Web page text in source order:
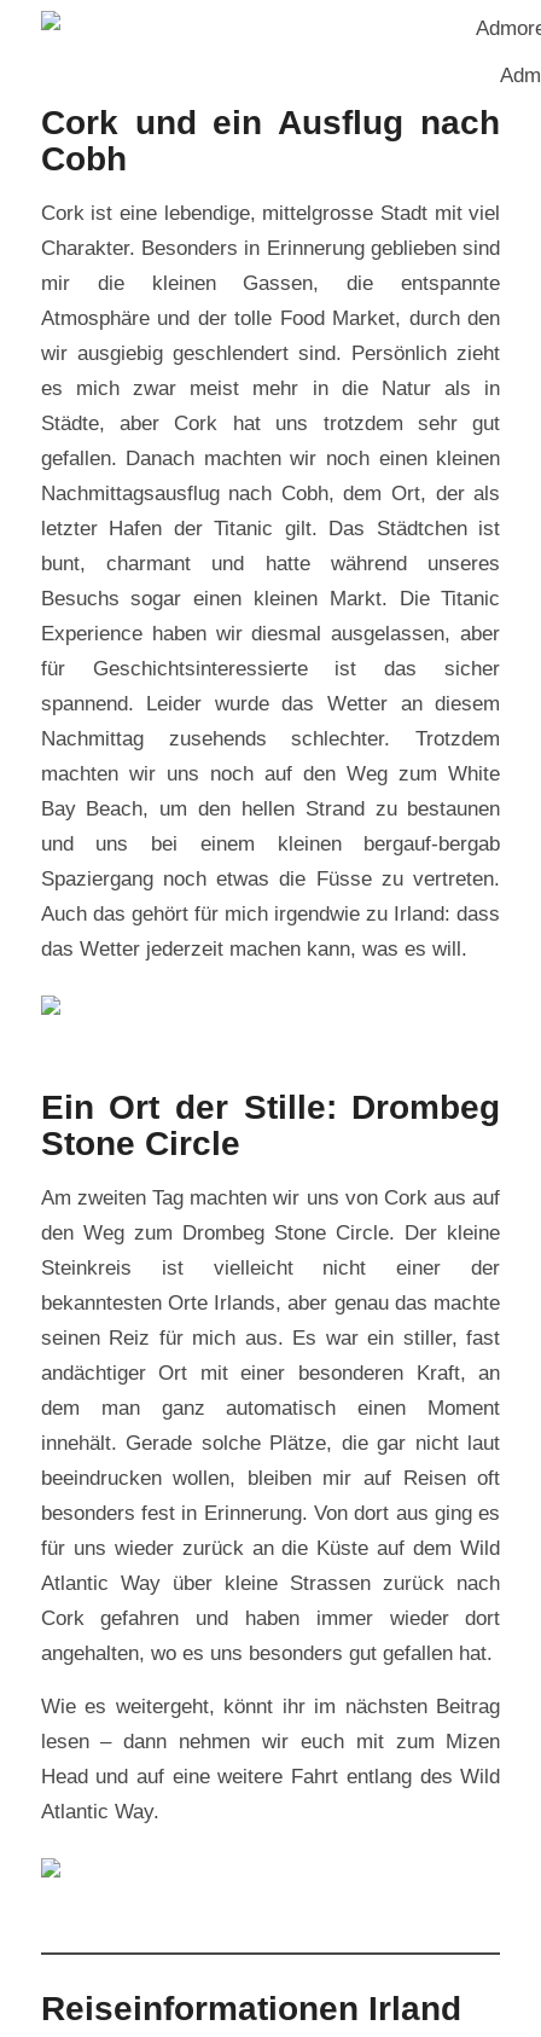
Cork und ein Ausflug nach
Cobh
Cork ist eine lebendige, mittelgrosse Stadt mit viel
Charakter. Besonders in Erinnerung geblieben sind
mir die kleinen Gassen, die entspannte
Atmosphäre und der tolle Food Market, durch den
wir ausgiebig geschlendert sind. Persönlich zieht
es mich zwar meist mehr in die Natur als in
Städte, aber Cork hat uns trotzdem sehr gut
gefallen. Danach machten wir noch einen kleinen
Nachmittagsausflug nach Cobh, dem Ort, der als
letzter Hafen der Titanic gilt. Das Städtchen ist
bunt, charmant und hatte während unseres
Besuchs sogar einen kleinen Markt. Die Titanic
Experience haben wir diesmal ausgelassen, aber
für Geschichtsinteressierte ist das sicher
spannend. Leider wurde das Wetter an diesem
Nachmittag zusehends schlechter. Trotzdem
machten wir uns noch auf den Weg zum White
Bay Beach, um den hellen Strand zu bestaunen
und uns bei einem kleinen bergauf-bergab
Spaziergang noch etwas die Füsse zu vertreten.
Auch das gehört für mich irgendwie zu Irland: dass
das Wetter jederzeit machen kann, was es will.
Ein Ort der Stille: Drombeg
Stone Circle
Am zweiten Tag machten wir uns von Cork aus auf
den Weg zum Drombeg Stone Circle. Der kleine
Steinkreis ist vielleicht nicht einer der
bekanntesten Orte Irlands, aber genau das machte
seinen Reiz für mich aus. Es war ein stiller, fast
andächtiger Ort mit einer besonderen Kraft, an
dem man ganz automatisch einen Moment
innehält. Gerade solche Plätze, die gar nicht laut
beeindrucken wollen, bleiben mir auf Reisen oft
besonders fest in Erinnerung. Von dort aus ging es
für uns wieder zurück an die Küste auf dem Wild
Atlantic Way über kleine Strassen zurück nach
Cork gefahren und haben immer wieder dort
angehalten, wo es uns besonders gut gefallen hat.
Wie es weitergeht, könnt ihr im nächsten Beitrag
lesen – dann nehmen wir euch mit zum Mizen
Head und auf eine weitere Fahrt entlang des Wild
Atlantic Way.
Reiseinformationen Irland